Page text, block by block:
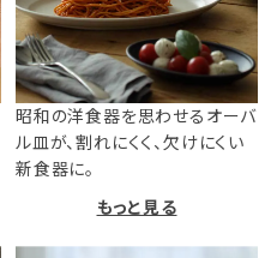
昭和の洋食器を思わせるオーバ
ル皿が、割れにくく、欠けにくい
新食器に。
もっと見る